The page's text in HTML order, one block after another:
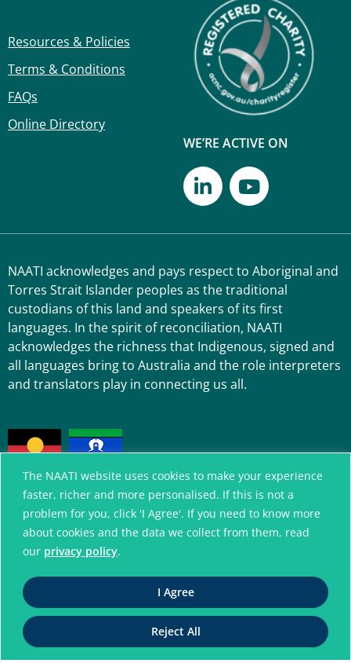
The NAATI website uses cookies to make your experience
faster, richer and more personalised. If this is not a
problem for you, click 'I Agree'. If you need to know more
about cookies and the data we collect from them, read
our privacy policy.
Reject All
I Agree
Resources & Policies
Terms & Conditions
FAQs
Online Directory
WE’RE ACTIVE ON
NAATI acknowledges and pays respect to Aboriginal and
Torres Strait Islander peoples as the traditional
custodians of this land and speakers of its first
languages. In the spirit of reconciliation, NAATI
acknowledges the richness that Indigenous, signed and
all languages bring to Australia and the role interpreters
and translators play in connecting us all.
A connected community
without language barriers
© National Accreditation Authority for
Translators and Interpreters. All Rights Reserved
ABN 42 008 596 996